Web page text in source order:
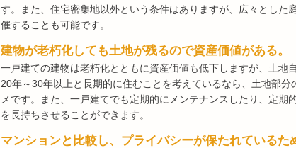
す。また、住宅密集地以外という条件はありますが、広々とした
催することも可能です。
建物が老朽化しても土地が残るので資産価値がある。
一戸建ての建物は老朽化とともに資産価値も低下しますが、土地
20年～30年以上と長期的に住むことを考えているなら、土地部
メです。また、一戸建てでも定期的にメンテナンスしたり、定
を長持ちさせることができます。
マンションと比較し、プライバシーが保たれているた